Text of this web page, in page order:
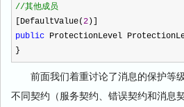
//其他成员
[DefaultValue(2 )]
public ProtectionLevel
}
前面我们着重讨论了消息的保护等
不同契约（服务契约、错误契约和消息